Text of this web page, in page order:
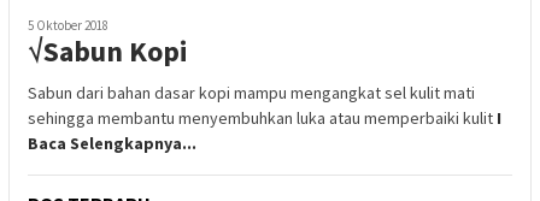
5 Oktober 2018
√Sabun Kopi
Sabun dari bahan dasar kopi mampu mengangkat sel kulit mati
sehingga membantu menyembuhkan luka atau memperbaiki kulit I
Baca Selengkapnya...